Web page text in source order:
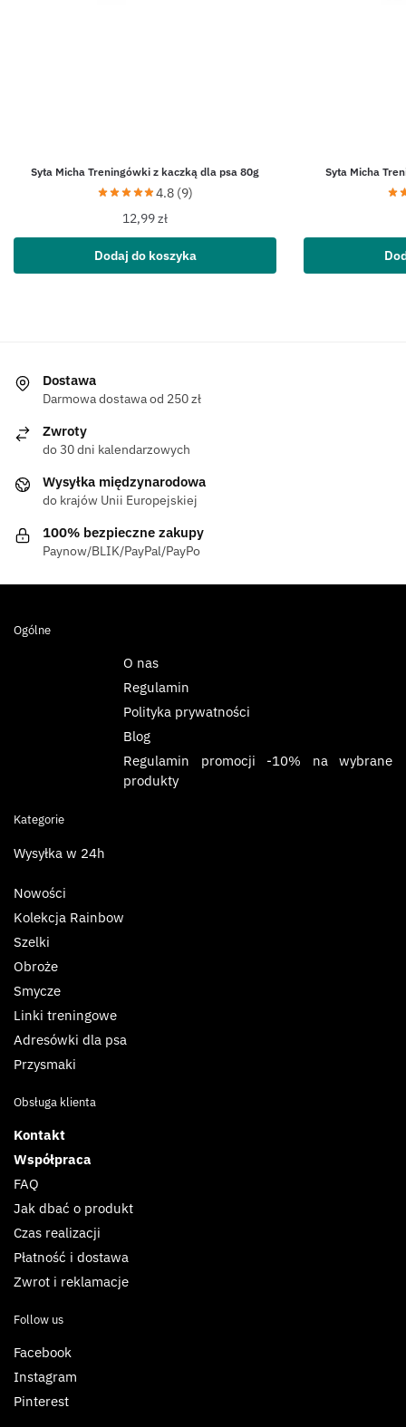
Syta Micha Treningówki z kaczką dla psa 80g
4.8 (9)
12,99zł
Dodaj do koszyka
Syta Micha
Dostawa
Darmowa dostawa od 250 zł
Zwroty
do 30 dni kalendarzowych
Wysyłka międzynarodowa
do krajów Unii Europejskiej
100% bezpieczne zakupy
Paynow/BLIK/PayPal/PayPo
Ogólne
O nas
Regulamin
Polityka prywatności
Blog
Regulamin promocji -10% na wybrane
produkty
Kategorie
Wysyłka w 24h
Nowości
Kolekcja Rainbow
Szelki
Obroże
Smycze
Linki treningowe
Adresówki dla psa
Przysmaki
Obsługa klienta
Kontakt
Współpraca
FAQ
Jak dbać o produkt
Czas realizacji
Płatność i dostawa
Zwrot i reklamacje
Follow us
Facebook
Instagram
Pinterest